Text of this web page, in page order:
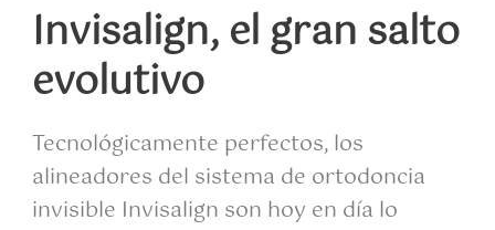
Invisalign, el gran salto
evolutivo
Tecnológicamente perfectos, los
alineadores del sistema de ortodoncia
invisible Invisalign son hoy en día lo